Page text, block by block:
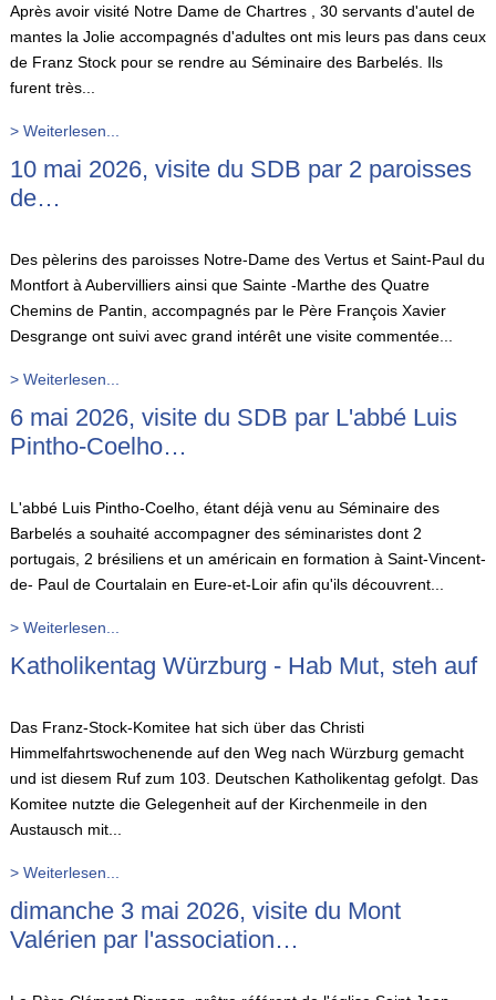
Après avoir visité Notre Dame de Chartres , 30 servants d'autel de
mantes la Jolie accompagnés d'adultes ont mis leurs pas dans ceux
de Franz Stock pour se rendre au Séminaire des Barbelés. Ils
furent très...
> Weiterlesen...
10 mai 2026, visite du SDB par 2 paroisses
de…
Des pèlerins des paroisses Notre-Dame des Vertus et Saint-Paul du
Montfort à Aubervilliers ainsi que Sainte -Marthe des Quatre
Chemins de Pantin, accompagnés par le Père François Xavier
Desgrange ont suivi avec grand intérêt une visite commentée...
> Weiterlesen...
6 mai 2026, visite du SDB par L'abbé Luis
Pintho-Coelho…
L'abbé Luis Pintho-Coelho, étant déjà venu au Séminaire des
Barbelés a souhaité accompagner des séminaristes dont 2
portugais, 2 brésiliens et un américain en formation à Saint-Vincent-
de- Paul de Courtalain en Eure-et-Loir afin qu'ils découvrent...
> Weiterlesen...
Katholikentag Würzburg - Hab Mut, steh auf
Das Franz-Stock-Komitee hat sich über das Christi
Himmelfahrtswochenende auf den Weg nach Würzburg gemacht
und ist diesem Ruf zum 103. Deutschen Katholikentag gefolgt. Das
Komitee nutzte die Gelegenheit auf der Kirchenmeile in den
Austausch mit...
> Weiterlesen...
dimanche 3 mai 2026, visite du Mont
Valérien par l'association…